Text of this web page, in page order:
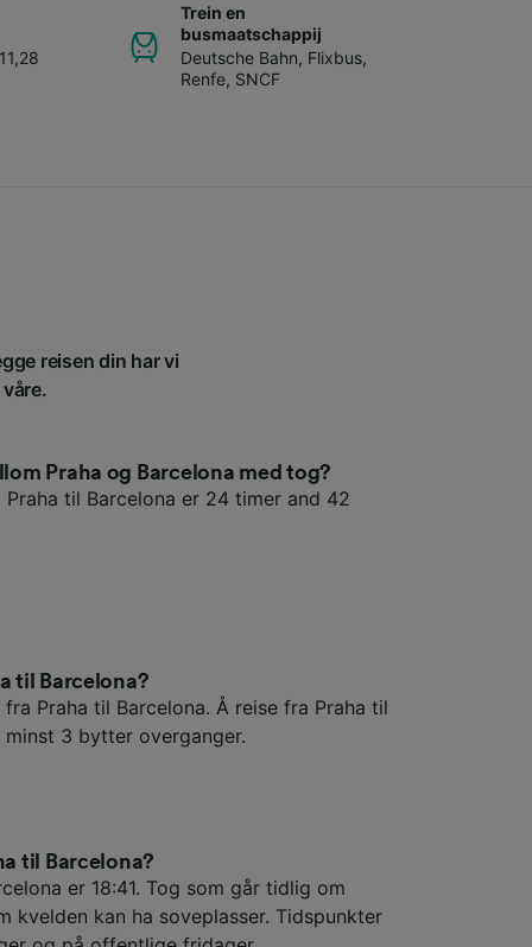
Trein en
busmaatschappij
Deutsche Bahn, Flixbus,
Renfe, SNCF
reisen din har vi
Praha og Barcelona med tog?
til Barcelona er 24 timer and 42
til Barcelona?
Praha til Barcelona. Å reise fra Praha til
3 bytter overganger.
til Barcelona?
er 18:41. Tog som går tidlig om
kvelden kan ha soveplasser. Tidspunkter